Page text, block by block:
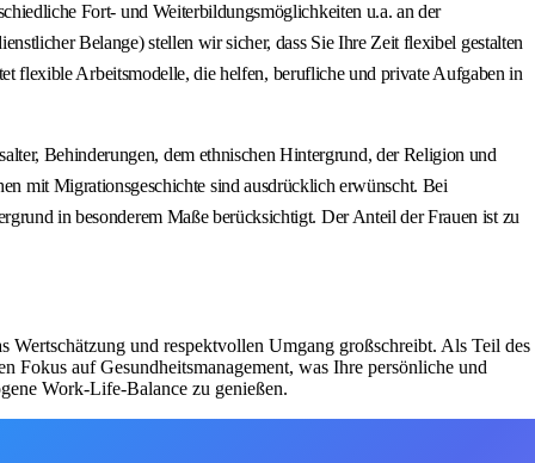
Fort- und Weiterbildungsmöglichkeiten u.a. an der
Belange) stellen wir sicher, dass Sie Ihre Zeit flexibel gestalten
flexible Arbeitsmodelle, die helfen, berufliche und private Aufgaben in
Behinderungen, dem ethnischen Hintergrund, der Religion und
mit Migrationsgeschichte sind ausdrücklich erwünscht. Bei
in besonderem Maße berücksichtigt. Der Anteil der Frauen ist zu
und respektvollen Umgang großschreibt. Als Teil des
auf Gesundheitsmanagement, was Ihre persönliche und
Work-Life-Balance zu genießen.